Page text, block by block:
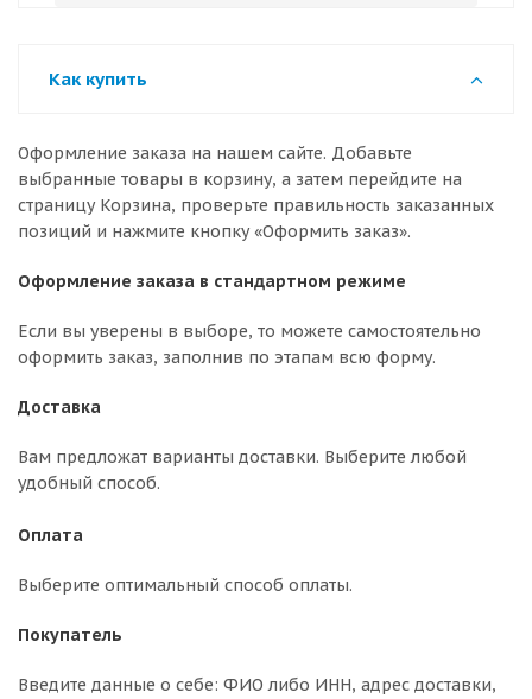
Как купить
Оформление заказа на нашем сайте. Добавьте
выбранные товары в корзину, а затем перейдите на
страницу Корзина, проверьте правильность заказанных
позиций и нажмите кнопку «Оформить заказ».
Оформление заказа в стандартном режиме
Если вы уверены в выборе, то можете самостоятельно
оформить заказ, заполнив по этапам всю форму.
Доставка
Вам предложат варианты доставки. Выберите любой
удобный способ.
Оплата
Выберите оптимальный способ оплаты.
Покупатель
Введите данные о себе: ФИО либо ИНН, адрес доставки,